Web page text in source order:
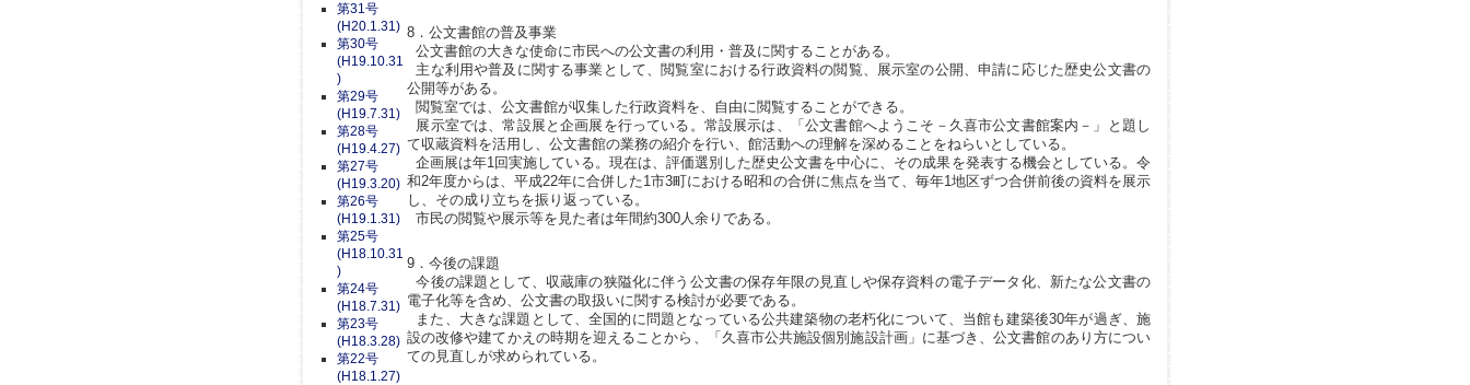
8．公文書館の普及事業
公文書館の大きな使命に市民への公文書の利用・普及に関することがある。
主な利用や普及に関する事業として、閲覧室における行政資料の閲覧、展示室の公開、申請に応じた歴史公文書の
公開等がある。
閲覧室では、公文書館が収集した行政資料を、自由に閲覧することができる。
展示室では、常設展と企画展を行っている。常設展示は、「公文書館へようこそ－久喜市公文書館案内－」と題し
て収蔵資料を活用し、公文書館の業務の紹介を行い、館活動への理解を深めることをねらいとしている。
企画展は年1回実施している。現在は、評価選別した歴史公文書を中心に、その成果を発表する機会としている。令
和2年度からは、平成22年に合併した1市3町における昭和の合併に焦点を当て、毎年1地区ずつ合併前後の資料を展示
し、その成り立ちを振り返っている。
市民の閲覧や展示等を見た者は年間約300人余りである。
9．今後の課題
今後の課題として、収蔵庫の狭隘化に伴う公文書の保存年限の見直しや保存資料の電子データ化、新たな公文書の
電子化等を含め、公文書の取扱いに関する検討が必要である。
また、大きな課題として、全国的に問題となっている公共建築物の老朽化について、当館も建築後30年が過ぎ、施
設の改修や建てかえの時期を迎えることから、「久喜市公共施設個別施設計画」に基づき、公文書館のあり方につい
ての見直しが求められている。
第31号
(H20.1.31)
第30号
(H19.10.31
)
第29号
(H19.7.31)
第28号
(H19.4.27)
第27号
(H19.3.20)
第26号
(H19.1.31)
第25号
(H18.10.31
)
第24号
(H18.7.31)
第23号
(H18.3.28)
第22号
(H18.1.27)